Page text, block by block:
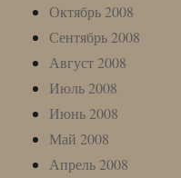
Октябрь 2008
Сентябрь 2008
Август 2008
Июль 2008
Июнь 2008
Май 2008
Апрель 2008